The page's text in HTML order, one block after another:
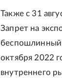
Также с 31
Запрет на
беспошлинный
октября 2022
внутреннего